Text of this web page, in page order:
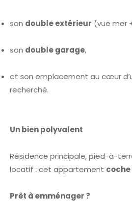
son double extérieur (vue mer
son double garage,
et son emplacement au cœur
recherché.
Un bien polyvalent
Résidence principale, pied-à-
locatif : cet appartement
Prêt à emménager ?